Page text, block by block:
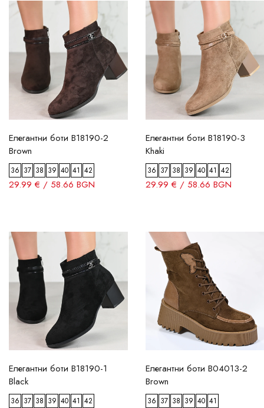
ФИЛТРИ
Цвят
Размер
38
Елегантни боти B18190-2
Brown
36 37 38 39 40 41 42
29.99 € / 58.66 BGN
Елегантни боти B18190-3
Khaki
36 37 38 39 40 41 42
29.99 € / 58.66 BGN
Елегантни боти B18190-1
Black
36 37 38 39 40 41 42
Елегантни боти B04013-2
Brown
36 37 38 39 40 41